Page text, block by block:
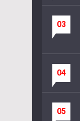
03
04
05